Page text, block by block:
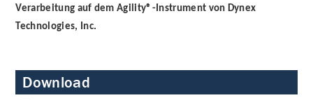
Verarbeitung auf dem Agility®-Instrument von Dynex
Technologies, Inc.
Download